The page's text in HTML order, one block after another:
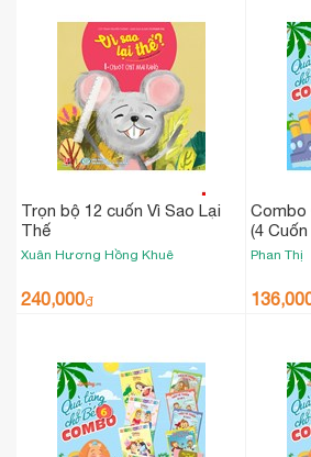
Trọn bộ 12 cuốn Vì Sao Lại
Thế
Xuân Hương Hồng Khuê
240,000₫
Combo
(4
Mắt
Phan Thị